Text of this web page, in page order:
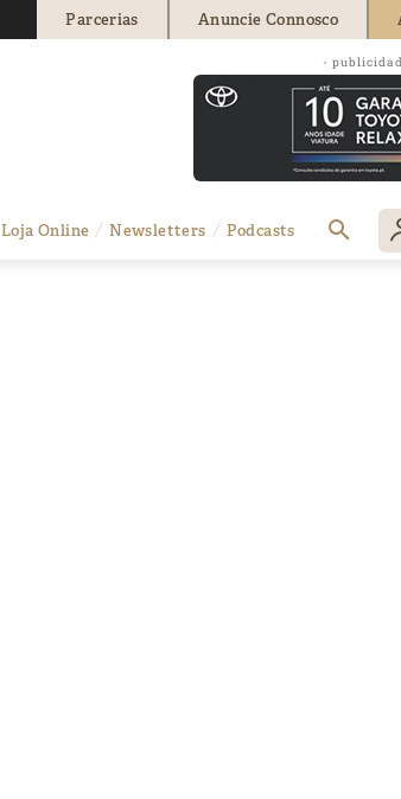
Parcerias Anuncie Connosco
-
Loja Online Newsletters Podcasts